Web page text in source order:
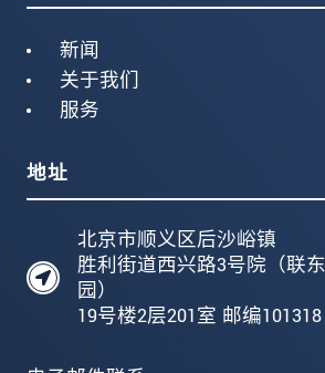
新闻
关于我们
服务
地址
北京市顺义区后沙峪镇
胜利街道西兴路3号院（联
园）
19号楼2层201室 邮编101318